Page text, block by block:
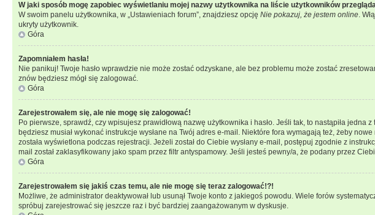
W jaki sposób mogę zapobiec wyświetlaniu mojej nazwy użytkownika na liście użytkowników
W swoim panelu użytkownika, w „Ustawieniach forum”, znajdziesz opcję Nie pokazuj, że jestem online.
ukryty użytkownik.
Góra
Zapomniałem hasła!
Nie panikuj! Twoje hasło wprawdzie nie może zostać odzyskane, ale bez problemu może zostać
znów będziesz mógł się zalogować.
Góra
Zarejestrowałem się, ale nie mogę się zalogować!
Po pierwsze, sprawdź, czy wpisujesz prawidłową nazwę użytkownika i hasło. Jeśli tak, to nastąpiła
będziesz musiał wykonać instrukcje wysłane na Twój adres e-mail. Niektóre fora wymagają też, żeby
została wyświetlona podczas rejestracji. Jeżeli został do Ciebie wysłany e-mail, postępuj zgodnie z
mail został zaklasyfikowany jako spam przez filtr antyspamowy. Jeśli jesteś pewny/a, że podany przez
Góra
Zarejestrowałem się jakiś czas temu, ale nie mogę się teraz zalogować!?!
Możliwe, że administrator deaktywował lub usunął Twoje konto z jakiegoś powodu. Wiele forów
spróbuj zarejestrować się jeszcze raz i być bardziej zaangażowanym w dyskusje.